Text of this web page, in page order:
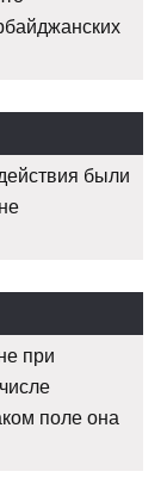
были
при
поле она